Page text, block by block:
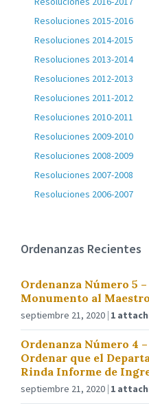
Resoluciones 2015-2016
Resoluciones 2014-2015
Resoluciones 2013-2014
Resoluciones 2012-2013
Resoluciones 2011-2012
Resoluciones 2010-2011
Resoluciones 2009-2010
Resoluciones 2008-2009
Resoluciones 2007-2008
Resoluciones 2006-2007
Ordenanzas Recientes
Ordenanza Número 5 –
Monumento al Maestro
septiembre 21, 2020 1
Ordenanza Número 4
Ordenar que el
Rinda Informe de
septiembre 21, 2020 1